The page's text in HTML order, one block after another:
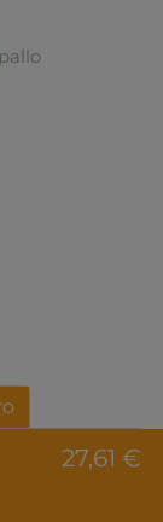
27,61 €